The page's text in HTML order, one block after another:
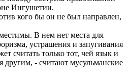
Ингушетии.
кого бы он не был направлен,
В нем нет места для
устрашения и запугивания
считать только тот, чей язык и
другим, - считают мусульманские